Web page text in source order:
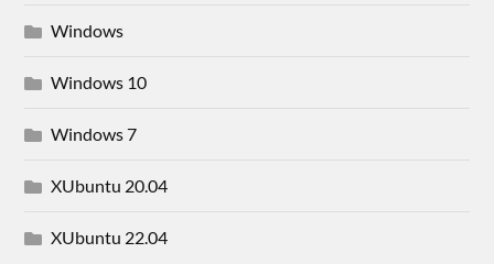
Windows
Windows 10
Windows 7
XUbuntu 20.04
XUbuntu 22.04